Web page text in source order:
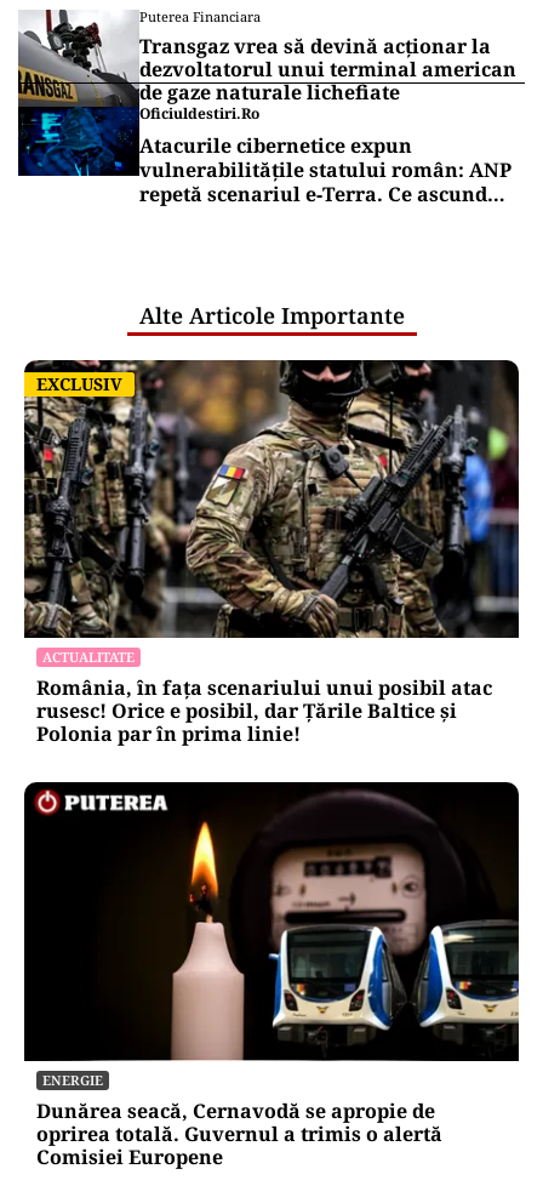
Puterea Financiara
Transgaz vrea să devină acționar la
dezvoltatorul unui terminal american
de gaze naturale lichefiate
Oficiuldestiri.ro
Atacurile cibernetice expun
vulnerabilitățile statului român: ANP
repetă scenariul e‑Terra. Ce ascund
Alte Articole Importante
EXCLUSIV
EXCLUSIV
ACTUALITATE
România, în fața scenariului unui posibil atac
rusesc! Orice e posibil, dar Țările Baltice și
Polonia par în prima linie!
ENERGIE
Dunărea seacă, Cernavodă se apropie de
oprirea totală. Guvernul a trimis o alertă
Comisiei Europene